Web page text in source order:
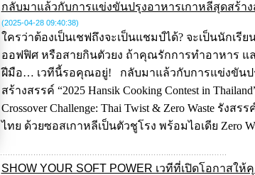
กลับมาแล้วกับการแข่งขันปรุงอาหารเกาหลีสุดสร้า
(2025-04-28 09:40:38)
ใครว่าต้องเป็นเชฟถึงจะเป็นแชมป์ได้? จะเป็นนักเรี
ออฟฟิศ หรือสายกินตัวยง ถ้าคุณรักการทำอาหาร แ
ฝีมือ… เวทีนี้รอคุณอยู่! กลับมาแล้วกับการแข่งขันป
สร้างสรรค์ “2025 Hansik Cooking Contest in
Crossover Challenge: Thai Twist & Zero Waste รังส
ไทย ด้วยซอสเกาหลีเป็นตัวชูโรง พร้อมไอเดีย Zero
SHOW YOUR SOFT POWER เวทีที่เปิดโอกาสใ